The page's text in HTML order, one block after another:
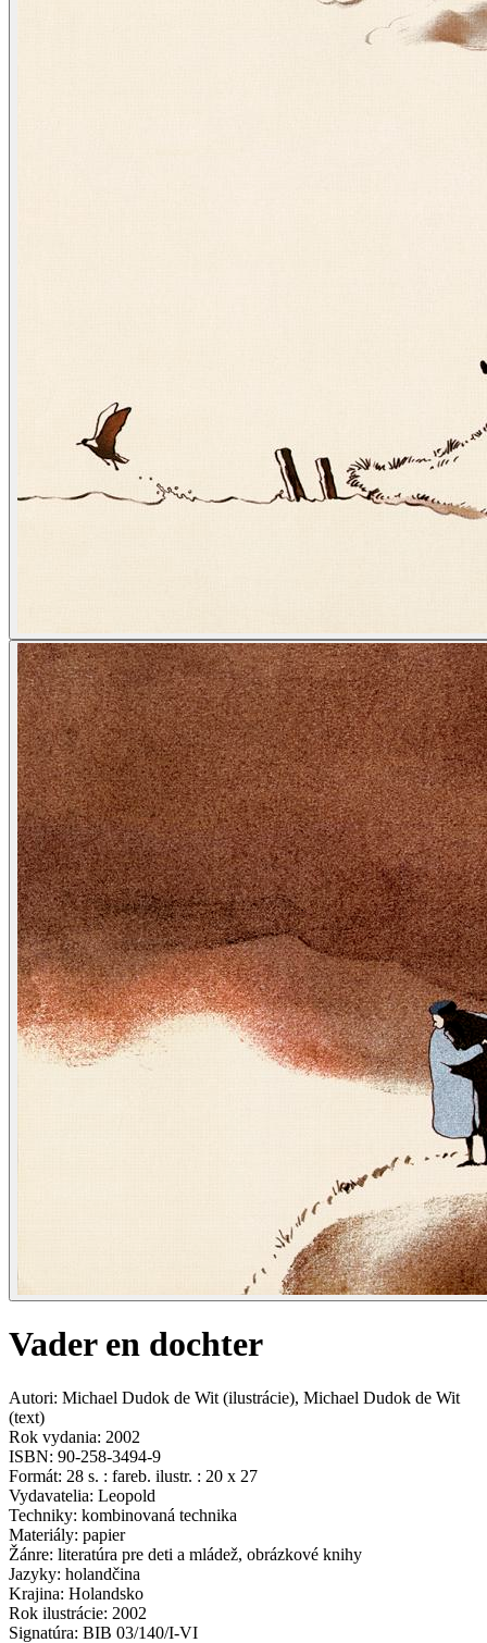
Vader en dochter
Autori: Michael Dudok de Wit (ilustrácie), Michael Dudok de Wit
(text)
Rok vydania: 2002
ISBN: 90-258-3494-9
Formát: 28 s. : fareb. ilustr. : 20 x 27
Vydavatelia: Leopold
Techniky: kombinovaná technika
Materiály: papier
Žánre: literatúra pre deti a mládež, obrázkové knihy
Jazyky: holandčina
Krajina: Holandsko
Rok ilustrácie: 2002
Signatúra: BIB 03/140/I-VI